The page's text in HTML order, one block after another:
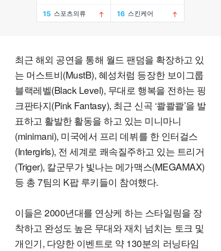
최근 해외 공연을 통해 월드 팬덤을 확장하고 있
는 머스트비(MustB), 혜성처럼 등장한 보이그룹
블랙레벨(Black Level), 무대로 행복을 전하는 핑
크판타지(Pink Fantasy), 최근 신곡 ‘콸콸콸’을 발
표하고 활발한 활동을 하고 있는 미니마니
(minimani), 미국에서 프리 데뷔를 한 인터걸스
(Intergirls), 전 세계로 쾌속질주하고 있는 트리거
(Triger), 칼군무가 빛나는 메가맥스(MEGAMAX)
등 총 7팀의 K팝 루키들이 참여했다.
이들은 2000년대를 연상케 하는 스타일링을 장
착하고 완성도 높은 무대와 재치 넘치는 토크 및
개인기, 다양한 이벤트로 약 130분의 러닝타임